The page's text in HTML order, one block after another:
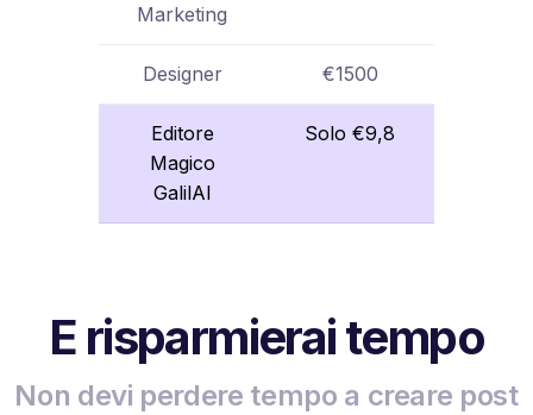
Marketing
Designer €1500
Editore
Magico
GalilAI
Solo €9,8
E risparmierai tempo
Non devi perdere tempo a creare post